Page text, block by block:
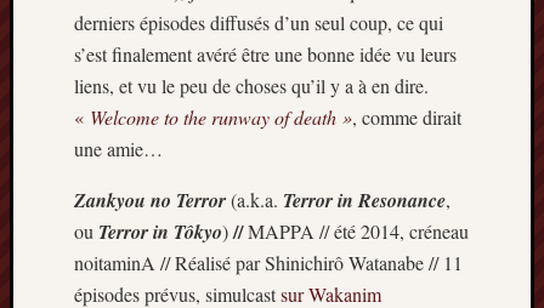
derniers épisodes diffusés d’un seul coup, ce qui
s’est finalement avéré être une bonne idée vu leurs
liens, et vu le peu de choses qu’il y a à en dire.
« Welcome to the runway of death », comme dirait
une amie…
Zankyou no Terror(a.k.a. Terror in Resonance,
ou Terror in Tôkyo)//MAPPA // été 2014, créneau
noitaminA // Réalisé par Shinichirô Watanabe // 11
épisodes prévus, simulcastsur Wakanim